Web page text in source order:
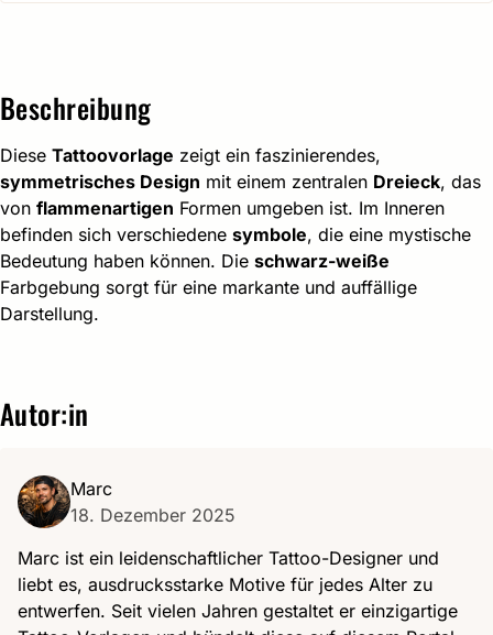
Beschreibung
Diese Tattoovorlage zeigt ein faszinierendes,
symmetrisches Design mit einem zentralen Dreieck, das
von flammenartigen Formen umgeben ist. Im Inneren
befinden sich verschiedene symbole, die eine mystische
Bedeutung haben können. Die schwarz-weiße
Farbgebung sorgt für eine markante und auffällige
Darstellung.
Autor:in
Marc
18. Dezember 2025
Marc ist ein leidenschaftlicher Tattoo-Designer und
liebt es, ausdrucksstarke Motive für jedes Alter zu
entwerfen. Seit vielen Jahren gestaltet er einzigartige